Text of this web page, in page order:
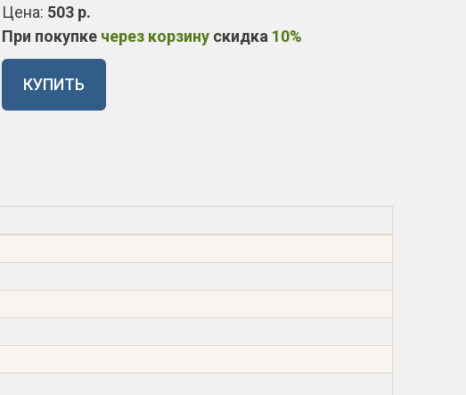
Цена: 503 р.
При покупке через корзинускидка 10%
КУПИТЬ